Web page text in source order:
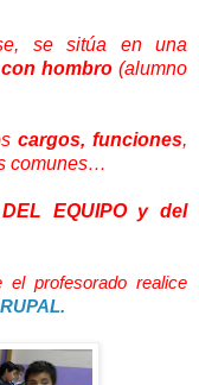
se sitúa en una
hombro (alumno
cargos, funciones,
comunes…
EQUIPO y del
profesorado realice